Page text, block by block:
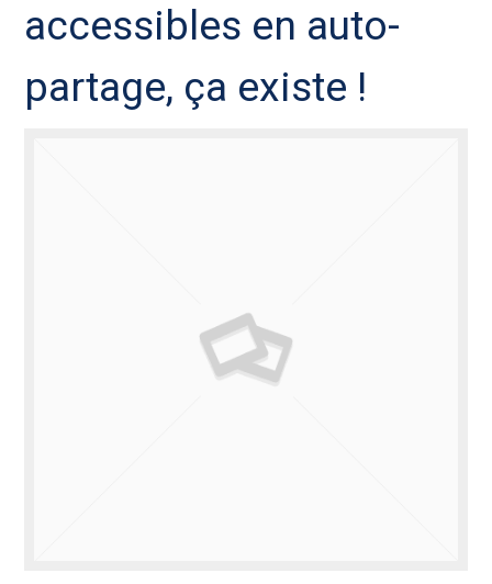
accessibles en auto-
partage, ça existe !